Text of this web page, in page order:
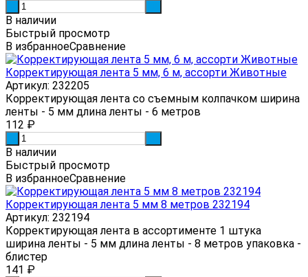
В наличии
Быстрый просмотр
В избранноеСравнение
Корректирующая лента 5 мм, 6 м, ассорти Животные
Артикул: 232205
Корректирующая лента со съемным колпачком ширина
ленты - 5 мм длина ленты - 6 метров
112 ₽
В наличии
Быстрый просмотр
В избранноеСравнение
Корректирующая лента 5 мм 8 метров 232194
Артикул: 232194
Корректирующая лента в ассортименте 1 штука
ширина ленты - 5 мм длина ленты - 8 метров упаковка -
блистер
141 ₽